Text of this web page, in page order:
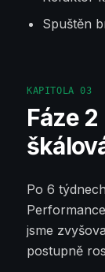
Spuštěn
KAPITOLA03
Fáze
Po 6
jsme
postupně